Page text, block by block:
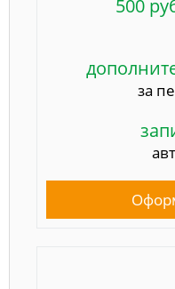
500
за